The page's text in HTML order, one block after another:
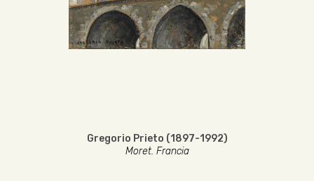
Gregorio Prieto (1897-1992)
Moret. Francia